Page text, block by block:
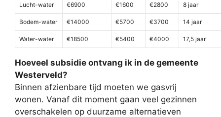
Lucht-water €6900 €1600 €2800 8 jaar
Bodem-water €14000 €5700 €3700 14 jaar
Water-water €18500 €5400 €4000 17,5 jaar
Hoeveel subsidie ontvang ik in de gemeente
Westerveld?
Binnen afzienbare tijd moeten we gasvrij
wonen. Vanaf dit moment gaan veel gezinnen
overschakelen op duurzame alternatieven